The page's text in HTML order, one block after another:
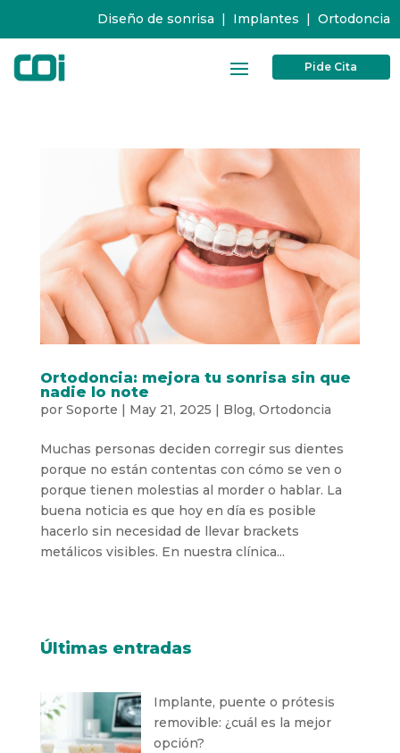
Diseño de sonrisa | Implantes | Ortodoncia
Pide Cita
Ortodoncia: mejora tu sonrisa sin que
nadie lo note
por Soporte | May 21, 2025 | Blog, Ortodoncia
Muchas personas deciden corregir sus dientes
porque no están contentas con cómo se ven o
porque tienen molestias al morder o hablar. La
buena noticia es que hoy en día es posible
hacerlo sin necesidad de llevar brackets
metálicos visibles. En nuestra clínica...
Últimas entradas
Implante, puente o prótesis
removible: ¿cuál es la mejor
opción?